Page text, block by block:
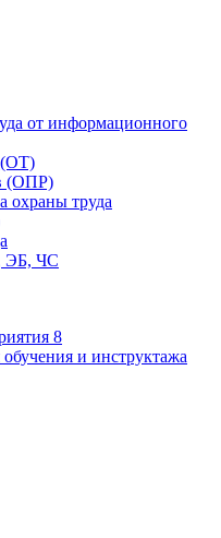
от информационного
(ОТ)
(ОПР)
охраны труда
ЭБ, ЧС
8
и инструктажа